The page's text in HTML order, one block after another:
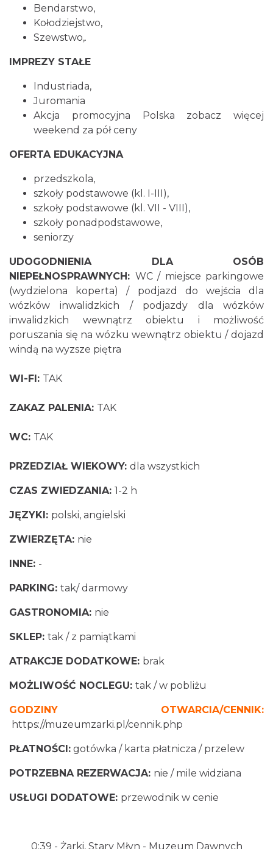
Bendarstwo,
Kołodziejstwo,
Szewstwo,.
IMPREZY STAŁE
Industriada,
Juromania
Akcja promocyjna Polska zobacz więcej
weekend za pół ceny
OFERTA EDUKACYJNA
przedszkola,
szkoły podstawowe (kl. I-III),
szkoły podstawowe (kl. VII - VIII),
szkoły ponadpodstawowe,
seniorzy
UDOGODNIENIA DLA OSÓB
NIEPEŁNOSPRAWNYCH: WC / miejsce parkingowe
(wydzielona koperta) / podjazd do wejścia dla
wózków inwalidzkich / podjazdy dla wózków
inwalidzkich wewnątrz obiektu i możliwość
poruszania się na wózku wewnątrz obiektu / dojazd
windą na wyzsze piętra
WI-FI: TAK
ZAKAZ PALENIA: TAK
WC: TAK
PRZEDZIAŁ WIEKOWY: dla wszystkich
CZAS ZWIEDZANIA: 1-2 h
JĘZYKI: polski, angielski
ZWIERZĘTA: nie
INNE: -
PARKING: tak/ darmowy
GASTRONOMIA: nie
SKLEP: tak / z pamiątkami
ATRAKCJE DODATKOWE: brak
MOŻLIWOŚĆ NOCLEGU: tak / w pobliżu
GODZINY OTWARCIA/CENNIK:
https://muzeumzarki.pl/cennik.php
PŁATNOŚCI: gotówka / karta płatnicza / przelew
POTRZEBNA REZERWACJA: nie / mile widziana
USŁUGI DODATOWE: przewodnik w cenie
0:39 - Żarki, Stary Młyn - Muzeum Dawnych